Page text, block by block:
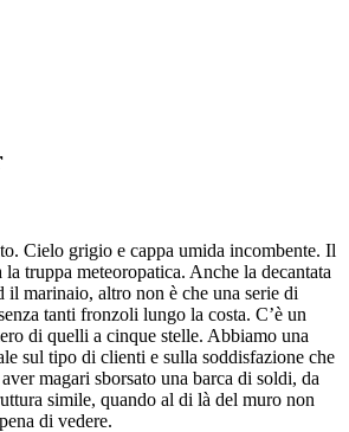
Cielo grigio e cappa umida incombente. Il
truppa meteoropatica. Anche la decantata
il marinaio, altro non è che una serie di
tanti fronzoli lungo la costa. C’è un
di quelli a cinque stelle. Abbiamo una
sul tipo di clienti e sulla soddisfazione che
magari sborsato una barca di soldi, da
simile, quando al di là del muro non
di vedere.